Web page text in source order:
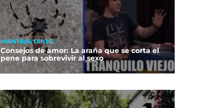
MIENTRAS TANTO
Consejos de amor: La araña que se corta el
pene para sobrevivir al sexo